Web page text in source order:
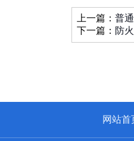
上一篇： 普
下一篇： 防
网站首